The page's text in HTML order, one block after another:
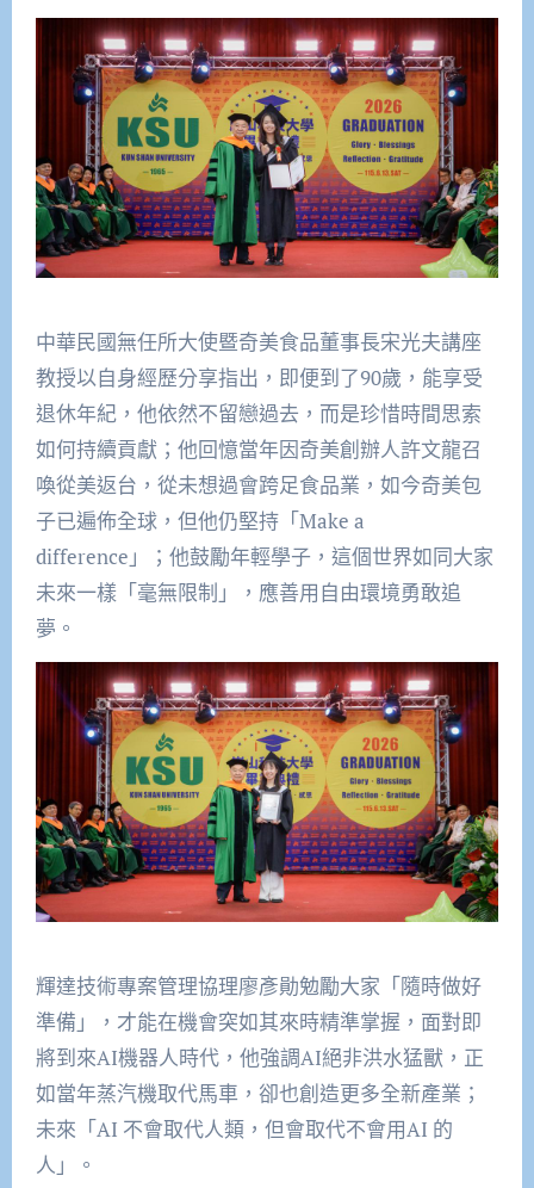
中華民國無任所大使暨奇美食品董事長宋光夫講座
教授以自身經歷分享指出，即便到了90歲，能享受
退休年紀，他依然不留戀過去，而是珍惜時間思索
如何持續貢獻；他回憶當年因奇美創辦人許文龍召
喚從美返台，從未想過會跨足食品業，如今奇美包
子已遍佈全球，但他仍堅持「Make a
difference」；他鼓勵年輕學子，這個世界如同大家
未來一樣「毫無限制」，應善用自由環境勇敢追
夢。
輝達技術專案管理協理廖彥勛勉勵大家「隨時做好
準備」，才能在機會突如其來時精準掌握，面對即
將到來AI機器人時代，他強調AI絕非洪水猛獸，正
如當年蒸汽機取代馬車，卻也創造更多全新產業；
未來「AI 不會取代人類，但會取代不會用AI 的
人」。